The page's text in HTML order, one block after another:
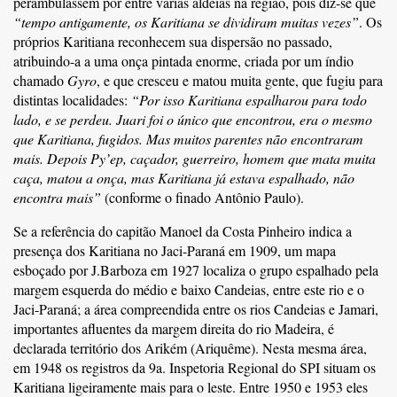
“tempo antigamente, os Karitiana se dividiram muitas vezes”. Os
próprios Karitiana reconhecem sua dispersão no passado,
atribuindo-a a uma onça pintada enorme, criada por um índio
chamadoGyro, e que cresceu e matou muita gente, que fugiu para
distintas localidades: “Por isso Karitiana espalharou para todo
lado, e se perdeu. Juari foi o único que encontrou, era o mesmo
que Karitiana, fugidos. Mas muitos parentes não encontraram
mais. Depois Py’ep, caçador, guerreiro, homem que mata muita
caça, matou a onça, mas Karitiana já estava espalhado, não
encontra mais” (conforme o finado Antônio Paulo).
Se a referência do capitão Manoel da Costa Pinheiro indica a
presença dos Karitiana no Jaci-Paraná em 1909, um mapa
esboçado por J.Barboza em 1927 localiza o grupo espalhado pela
margem esquerda do médio e baixo Candeias, entre este rio e o
Jaci-Paraná; a área compreendida entre os rios Candeias e Jamari,
importantes afluentes da margem direita do rio Madeira, é
declarada território dos Arikém (Ariquême). Nesta mesma área,
em 1948 os registros da 9a. Inspetoria Regional do SPI situam os
Karitiana ligeiramente mais para o leste. Entre 1950 e 1953 eles